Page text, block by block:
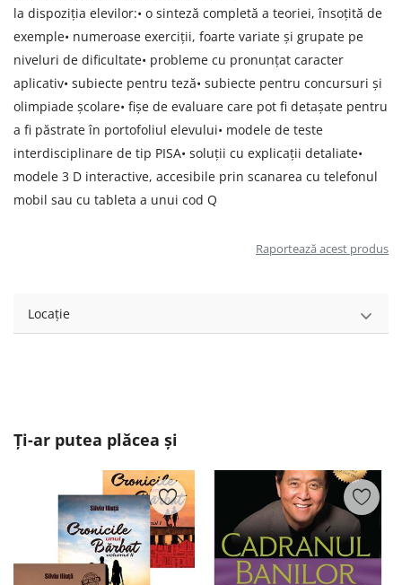
la dispoziţia elevilor:• o sinteză completă a teoriei, însoţită de
exemple• numeroase exerciţii, foarte variate şi grupate pe
niveluri de dificultate• probleme cu pronunţat caracter
aplicativ• subiecte pentru teză• subiecte pentru concursuri şi
olimpiade şcolare• fişe de evaluare care pot fi detaşate pentru
a fi păstrate în portofoliul elevului• modele de teste
interdisciplinare de tip PISA• soluţii cu explicaţii detaliate•
modele 3 D interactive, accesibile prin scanarea cu telefonul
mobil sau cu tableta a unui cod Q
Raportează acest produs
Locație
Ți-ar putea plăcea și